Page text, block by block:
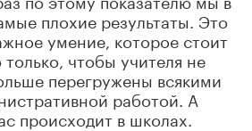
плохие результаты. Это
умение, которое стоит
чтобы учителя не
перегружены всякими
работой. А
происходит в школах.